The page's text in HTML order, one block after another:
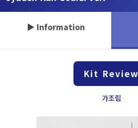
▶ Information
Kit Review
가조립